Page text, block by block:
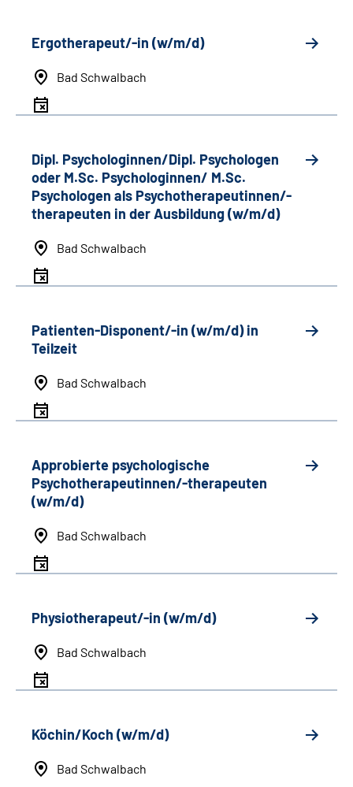
Ergotherapeut/-in (w/m/d)
Bad Schwalbach
Dipl. Psychologinnen/Dipl. Psychologen
oder M.Sc. Psychologinnen/ M.Sc.
Psychologen als Psychotherapeutinnen/-
therapeuten in der Ausbildung (w/m/d)
Bad Schwalbach
Patienten-Disponent/-in (w/m/d) in
Teilzeit
Bad Schwalbach
Approbierte psychologische
Psychotherapeutinnen/-therapeuten
(w/m/d)
Bad Schwalbach
Physiotherapeut/-in (w/m/d)
Bad Schwalbach
Köchin/Koch (w/m/d)
Bad Schwalbach